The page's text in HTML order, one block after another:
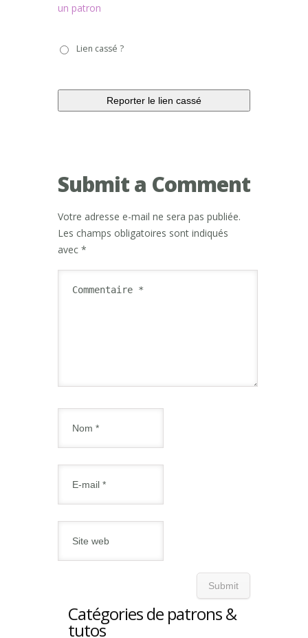
un patron
casséLien cassé ?
Submit a Comment
Votre adresse e-mail ne sera pas publiée.
Les champs obligatoires sont indiqués
avec *
Catégories de patrons &
tutos